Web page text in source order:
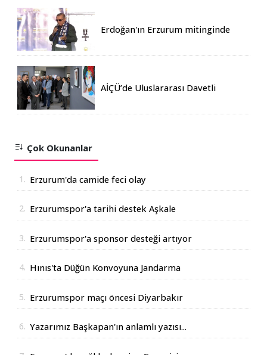
Erdoğan'ın Erzurum mitinginde
AİÇÜ’de Uluslararası Davetli
Çok Okunanlar
1. Erzurum'da camide feci olay
2. Erzurumspor'a tarihi destek Aşkale
3. Erzurumspor'a sponsor desteği artıyor
4. Hınıs'ta Düğün Konvoyuna Jandarma
5. Erzurumspor maçı öncesi Diyarbakır
6. Yazarımız Başkapan'ın anlamlı yazısı...